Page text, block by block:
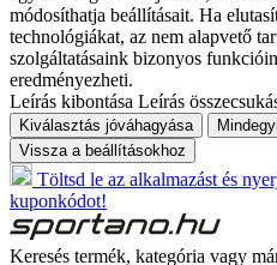
módosíthatja beállításait. Ha
technológiákat, az nem alapvető
szolgáltatásaink bizonyos
eredményezheti.
Leírás kibontása Leírás
Kiválasztás jóváhagyása
Vissza a beállításokhoz
Töltsd le az alkalmazást és
kuponkódot!
Keresés termék, kategória vagy